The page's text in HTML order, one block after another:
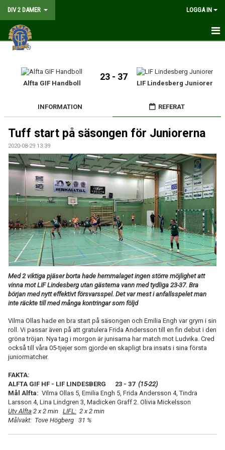
DIV 2 DAMER LOGGA IN
HEM
NYHETER
MATCHER
KALENDER
TRUPPEN
DOKUMENT
KONTAKT
LIVESÄNDNING
TABELL
Alfta GIF Handboll
23 - 37
LIF Lindesberg Juniorer
INFORMATION REFERAT
Tuff start på säsongen för Juniorerna
2020-08-29 13:39
Med 2 viktiga pjäser borta hade hemmalaget ingen större möjlighet att
vinna mot LIF Lindesberg utan gästerna vann med tydliga 23-37. Bra
början med nytt effektivt försvarsspel. Det var mest i anfallsspelet man
inte räckte till med många kontringar som följd
Vilma Ollas hade en bra start på säsongen och Emilia Engh var grym i sin
roll. Vi passar även på att gratulera Frida Andersson till en fin debut i den
gröna tröjan. Nya tag i morgon är junisarna har match mot Ludvika. Cred
också till våra 05-tjejer som gjorde en skapligt bra insats i sina första
juniormatcher.
FAKTA:
ALFTA GIF HF - LIF LINDESBERG 23 - 37 (15-22)
Mål Alfta: Vilma Ollas 5, Emilia Engh 5, Frida Andersson 4, Tindra
Larsson 4, Lina Lindgren 3, Madicken Graff 2. Olivia Mickelsson
Utv Alfta 2 x 2 min LIFL: 2 x 2 min
Målvakt: Tove Högberg 31 %